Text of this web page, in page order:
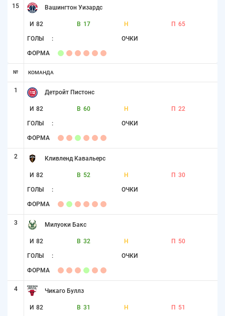
15 Вашингтон Уизардс
И 82 В 17 Н П 65
ГОЛЫ : ОЧКИ
ФОРМА
№ КОМАНДА
1 Детройт Пистонс
И 82 В 60 Н П 22
ГОЛЫ : ОЧКИ
ФОРМА
2 Кливленд Кавальерс
И 82 В 52 Н П 30
ГОЛЫ : ОЧКИ
ФОРМА
3 Милуоки Бакс
И 82 В 32 Н П 50
ГОЛЫ : ОЧКИ
ФОРМА
4 Чикаго Буллз
И 82 В 31 Н П 51